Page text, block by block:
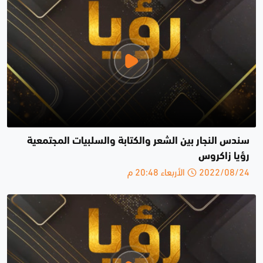
سندس النجار بين الشعر والكتابة والسلبيات المجتمعية
رؤيا زاكروس
2022/08/24 الأربعاء 20:48 م